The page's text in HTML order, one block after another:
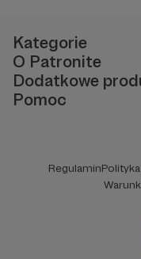
Kategorie
O Patronite
Dodatkowe
Pomoc
Regulamin